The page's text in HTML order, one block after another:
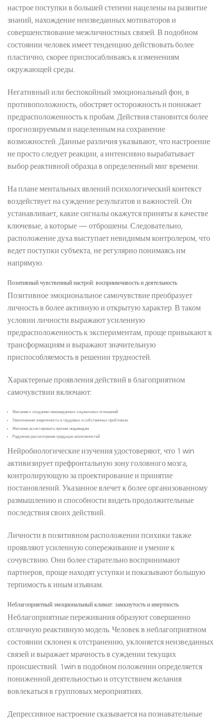
настрое поступки в большей степени нацелены на развитие
знаний, нахождение неизведанных мотиваторов и
совершенствование межличностных связей. В подобном
состоянии человек имеет тенденцию действовать более
пластично, скорее приспосабливаясь к изменениям
окружающей среды.
Негативный или беспокойный эмоциональный фон, в
противоположность, обостряет осторожность и понижает
предрасположенность к пробам. Действия становится более
прогнозируемым и нацеленным на сохранение
возможностей. Данные различия указывают, что настроение
не просто следует реакции, а интенсивно вырабатывает
выбор реактивной образца в определенный миг времени.
На плане ментальных явлений психологический контекст
воздействует на суждение результатов и важностей. Он
устанавливает, какие сигналы окажутся приняты в качестве
ключевые, а которые — отброшены. Следовательно,
расположение духа выступает невидимым контролером, что
ведет поступки субъекта, не регулярно понимаясь им
напрямую.
Позитивный чувственный настрой: восприимчивость и деятельность
Позитивное эмоциональное самочувствие преобразует
личность в более активную и открытую характер. В таком
условии личности выражают усиленную
предрасположенность к экспериментам, проще привыкают к
трансформациям и выражают значительную
приспособляемость в решении трудностей.
Характерные проявления действий в благоприятном
самочувствии включают:
Желание к созданию неизведанных социальных отношений
Увеличенная энергичность в трудовых и собственных проблемах
Желание ассистировать прочим индивидам
Радужная рассмотрение грядущих возможностей
Нейробиологические изучения удостоверяют, что 1 win
активизирует префронтальную зону головного мозга,
контролирующую за проектирование и принятие
постановлений. Указанное влечет к более организованному
размышлению и способности видеть продолжительные
последствия своих действий.
Личности в позитивном расположении психики также
проявляют усиленную сопереживание и умение к
сочувствию. Они более старательно воспринимают
партнеров, проще находят уступки и показывают большую
терпимость к иным изъянам.
Неблагоприятный эмоциональный климат: замкнутость и инертность
Неблагоприятные переживания образуют совершенно
отличную реактивную модель. Человек в неблагоприятном
состоянии склонен к отстранению, уклоняется неизведанных
связей и выражает мрачность в суждении текущих
происшествий. 1win в подобном положении определяется
пониженной деятельностью и отсутствием желания
вовлекаться в групповых мероприятиях.
Депрессивное настроение сказывается на познавательные